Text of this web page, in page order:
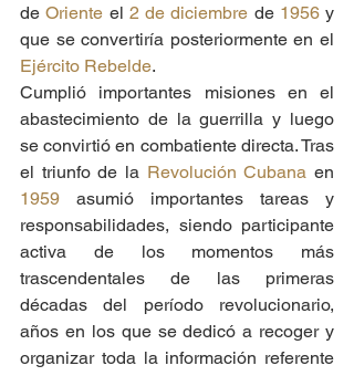
de Oriente el 2 de diciembre de 1956 y
Ejército Rebelde.
Cumplió importantes misiones en el
abastecimiento de la guerrilla y luego
se convirtió en combatiente directa. Tras
el triunfo de la Revolución Cubana
1959 asumió importantes tareas y
responsabilidades, siendo participante
activa de los momentos más
trascendentales de las primeras
décadas del período revolucionario,
años en los que se dedicó a recoger y
organizar toda la información referente